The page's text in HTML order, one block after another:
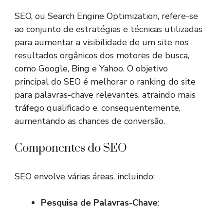
SEO, ou Search Engine Optimization, refere-se
ao conjunto de estratégias e técnicas utilizadas
para aumentar a visibilidade de um site nos
resultados orgânicos dos motores de busca,
como Google, Bing e Yahoo. O objetivo
principal do SEO é melhorar o ranking do site
para palavras-chave relevantes, atraindo mais
tráfego qualificado e, consequentemente,
aumentando as chances de conversão.
Componentes do SEO
SEO envolve várias áreas, incluindo:
Pesquisa de Palavras-Chave: